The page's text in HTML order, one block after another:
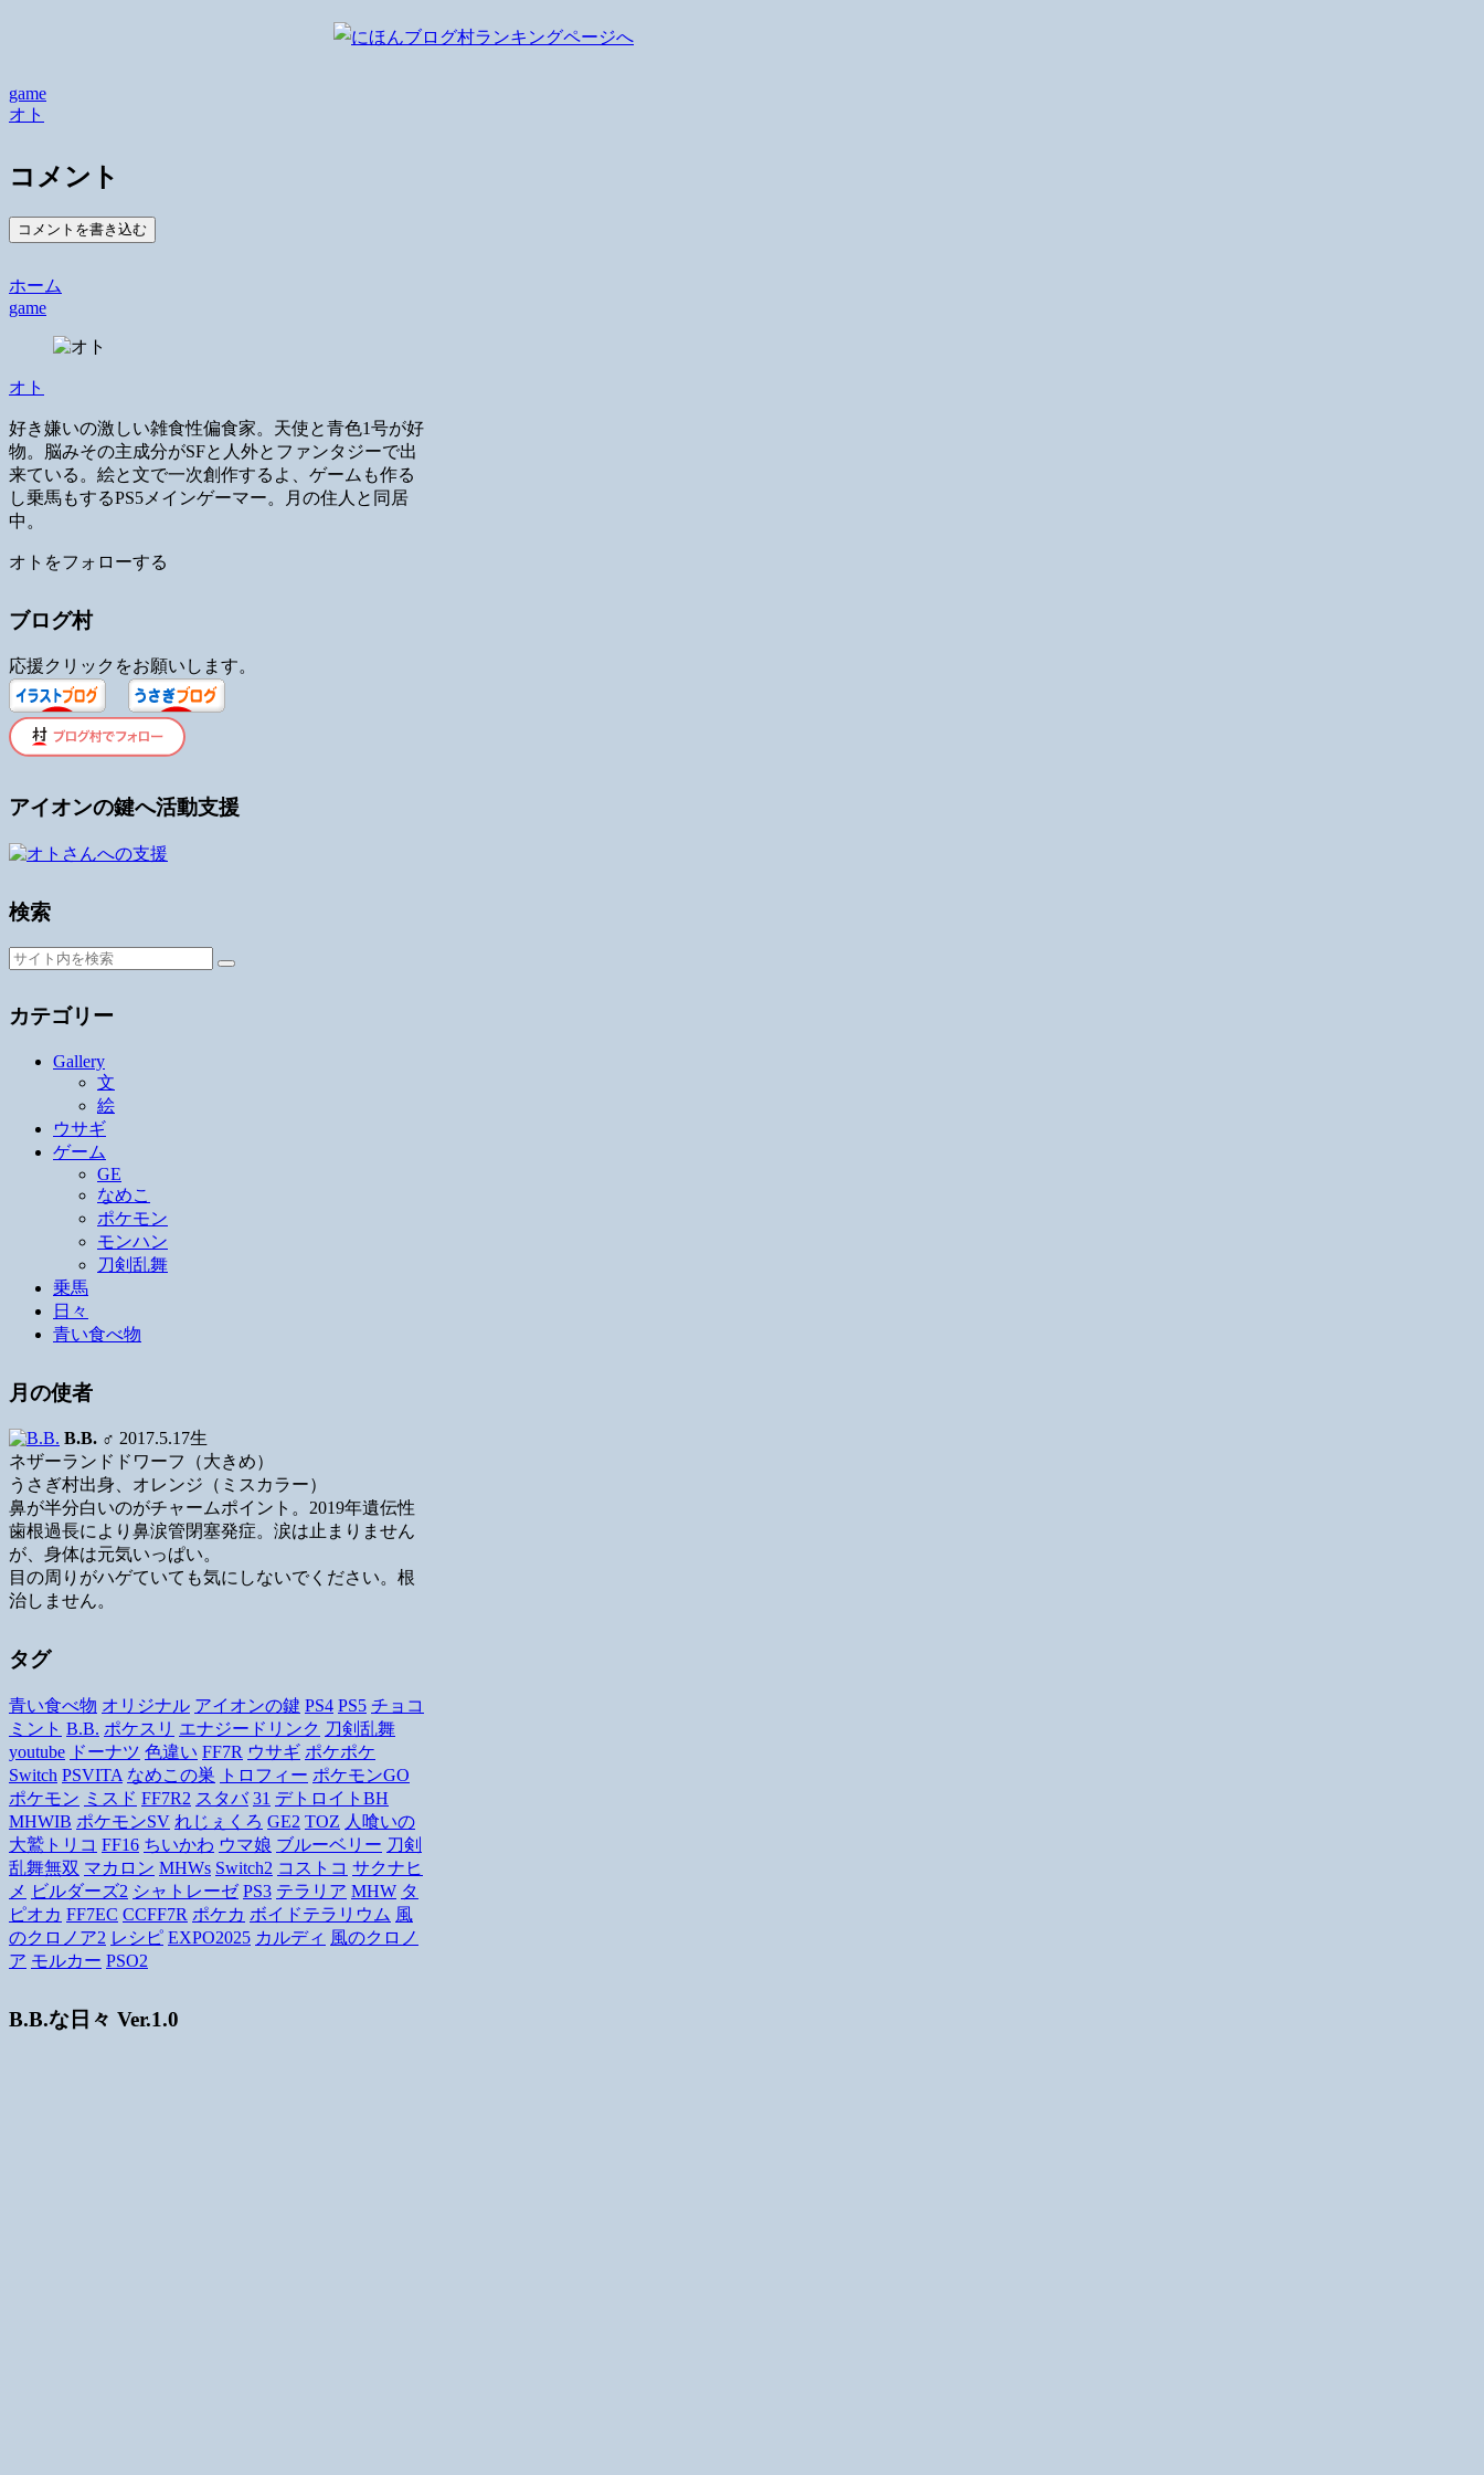
game
オト
コメント
コメントを書き込む
ホーム
game
オト
好き嫌いの激しい雑食性偏食家。天使と青色1号が好
物。脳みその主成分がSFと人外とファンタジーで出
来ている。絵と文で一次創作するよ、ゲームも作る
し乗馬もするPS5メインゲーマー。月の住人と同居
中。
オトをフォローする
ブログ村
応援クリックをお願いします。
アイオンの鍵へ活動支援
検索
カテゴリー
Gallery
文
絵
ウサギ
ゲーム
GE
なめこ
ポケモン
モンハン
刀剣乱舞
乗馬
日々
青い食べ物
月の使者
B.B. ♂ 2017.5.17生
ネザーランドドワーフ（大きめ）
うさぎ村出身、オレンジ（ミスカラー）
鼻が半分白いのがチャームポイント。2019年遺伝性
歯根過長により鼻涙管閉塞発症。涙は止まりません
が、身体は元気いっぱい。
目の周りがハゲていても気にしないでください。根
治しません。
タグ
青い食べ物 オリジナル アイオンの鍵 PS4 PS5 チョコ
ミント B.B. ポケスリ エナジードリンク 刀剣乱舞
youtube ドーナツ 色違い FF7R ウサギ ポケポケ
Switch PSVITA なめこの巣 トロフィー ポケモンGO
ポケモン ミスド FF7R2 スタバ 31 デトロイトBH
MHWIB ポケモンSV れじぇくろ GE2 TOZ 人喰いの
大鷲トリコ FF16 ちいかわ ウマ娘 ブルーベリー 刀剣
乱舞無双 マカロン MHWs Switch2 コストコ サクナヒ
メ ビルダーズ2 シャトレーゼ PS3 テラリア MHW タ
ピオカ FF7EC CCFF7R ポケカ ボイドテラリウム 風
のクロノア2 レシピ EXPO2025 カルディ 風のクロノ
ア モルカー PSO2
B.B.な日々 Ver.1.0